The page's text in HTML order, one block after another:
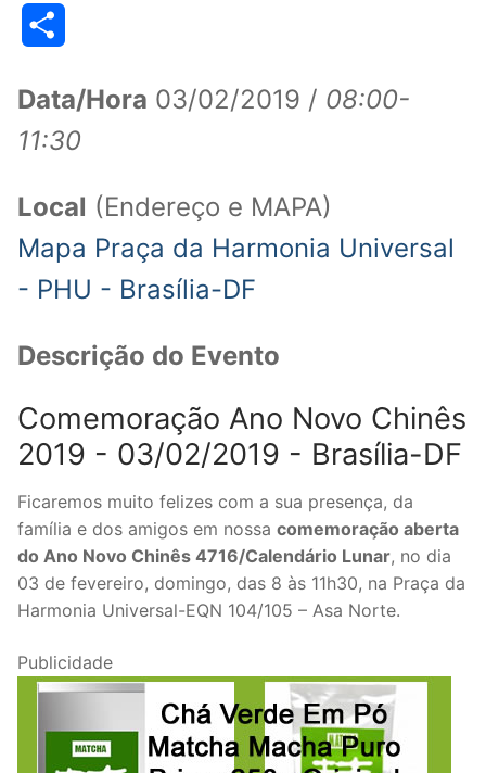
Data/Hora 03/02/2019 / 08:00-
11:30
Local (Endereço e MAPA)
Mapa Praça da Harmonia Universal
- PHU - Brasília-DF
Descrição do Evento
Comemoração Ano Novo Chinês
2019 - 03/02/2019 - Brasília-DF
Ficaremos muito felizes com a sua presença, da
família e dos amigos em nossa comemoração aberta
do Ano Novo Chinês 4716/Calendário Lunar, no dia
03 de fevereiro, domingo, das 8 às 11h30, na Praça da
Harmonia Universal-EQN 104/105 – Asa Norte.
Publicidade